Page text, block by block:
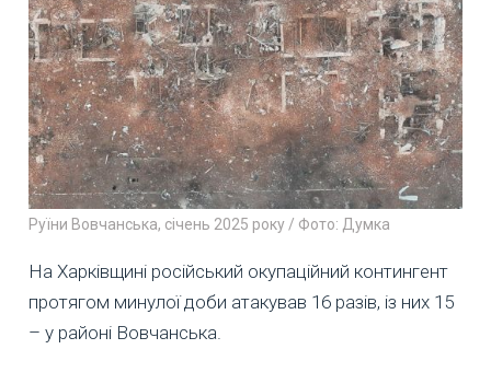
Руїни Вовчанська, січень 2025 року / Фото: Думка
На Харківщині російський окупаційний контингент
протягом минулої доби атакував 16 разів, із них 15
– у районі Вовчанська.